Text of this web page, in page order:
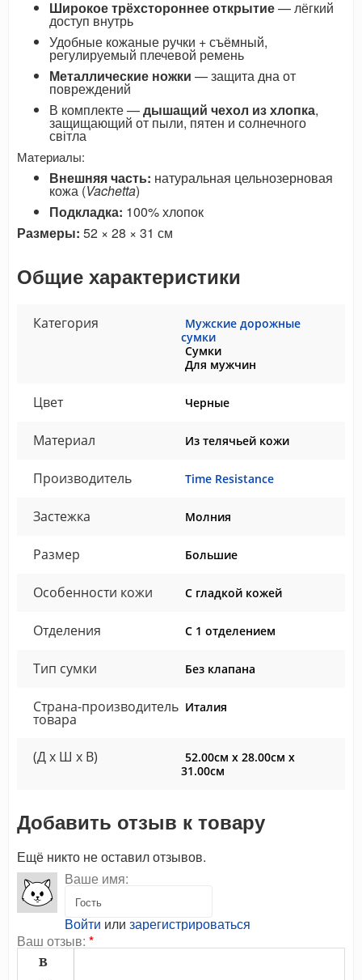
Широкое трёхстороннее открытие— лёгкий
доступ внутрь
Удобные кожаные ручки + съёмный,
регулируемый плечевой ремень
Металлические ножки — защита дна от
повреждений
В комплекте —дышащий чехол из хлопка,
защищающий от пыли, пятен и солнечного
світла
Материалы:
Внешняя часть: натуральная цельнозерновая
кожа (Vachetta)
Подкладка: 100% хлопок
Размеры: 52 × 28 × 31 см
Общие характеристики
Категория
Мужские дорожные
сумки
Сумки
Для мужчин
Цвет Черные
Материал Из телячьей кожи
Производитель Time Resistance
Застежка Молния
Размер Большие
Особенности кожи С гладкой кожей
Отделения С 1 отделением
Тип сумки Без клапана
Страна-производитель
товара
Италия
(Д x Ш x В)
52.00см x 28.00см x
31.00см
Добавить отзыв к товару
Ещё никто не оставил отзывов.
Ваше имя:
Войти или зарегистрироваться
Ваш отзыв: *
